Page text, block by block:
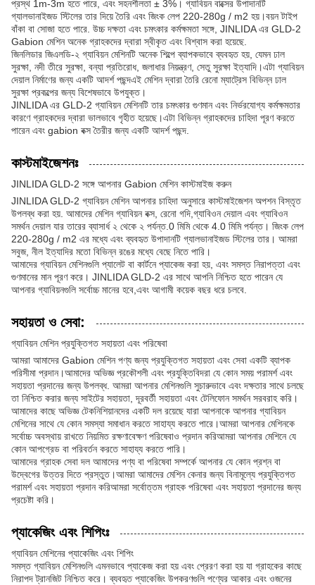
প্রস্থ 1m-3m হতে পারে, এবং সহনশীলতা ± 3%। গ্যাবিয়ন বাক্সের উপাদানটি
গ্যালভানাইজড স্টিলের তার দিয়ে তৈরি এবং জিংক লেপ 220-280g / m2 হয়।বয়ন টাইপ
বাঁকা বা সোজা হতে পারে. উচ্চ দক্ষতা এবং চমৎকার কর্মক্ষমতা সঙ্গে, JINLIDA এর GLD-2
Gabion মেশিন অনেক গ্রাহকদের দ্বারা স্বীকৃত এবং বিশ্বাস করা হয়েছে.
জিনলিডার জিএলডি-২ গ্যাবিয়ন মেশিনটি অনেক শিল্পে ব্যাপকভাবে ব্যবহৃত হয়, যেমন ঢাল
সুরক্ষা, নদী তীরে সুরক্ষা, বন্যা প্রতিরোধ, জলাধার নিয়ন্ত্রণ, সেতু সুরক্ষা ইত্যাদি।এটা গ্যাবিয়ন
দেয়াল নির্মাণের জন্য একটি আদর্শ পছন্দএই মেশিন দ্বারা তৈরি রেনো ম্যাট্রেস বিভিন্ন ঢাল
সুরক্ষা প্রকল্পের জন্য বিশেষভাবে উপযুক্ত।
JINLIDA এর GLD-2 গ্যাবিয়ন মেশিনটি তার চমৎকার গুণমান এবং নির্ভরযোগ্য কর্মক্ষমতার
কারণে গ্রাহকদের দ্বারা ভালভাবে গৃহীত হয়েছে।এটা বিভিন্ন গ্রাহকদের চাহিদা পূরণ করতে
পারেন এবং gabion বক্স তৈরীর জন্য একটি আদর্শ পছন্দ.
কাস্টমাইজেশনঃ
JINLIDA GLD-2 সঙ্গে আপনার Gabion মেশিন কাস্টমাইজ করুন
JINLIDA GLD-2 গ্যাবিয়ন মেশিন আপনার চাহিদা অনুসারে কাস্টমাইজেশন অপশন বিস্তৃত
উপলব্ধ করা হয়. আমাদের মেশিন গ্যাবিয়ন বক্স, রেনো গদি,গ্যাবিওন দেয়াল এবং গ্যাবিওন
সমর্থন দেয়াল যার তারের ব্যাসার্ধ ২ থেকে ২ পর্যন্ত.0 মিমি থেকে 4.0 মিমি পর্যন্ত। জিংক লেপ
220-280g / m2 এর মধ্যে এবং ব্যবহৃত উপাদানটি গ্যালভানাইজড স্টিলের তার। আমরা
সবুজ, নীল ইত্যাদির মতো বিভিন্ন রঙের মধ্যে বেছে নিতে পারি।
আমাদের গ্যাবিয়ন মেশিনগুলি প্যালেট বা কার্টনে প্যাকেজ করা হয়, এবং সমস্ত নিরাপত্তা এবং
গুণমানের মান পূরণ করে। JINLIDA GLD-2 এর সাথে আপনি নিশ্চিত হতে পারেন যে
আপনার গ্যাবিয়নগুলি সর্বোচ্চ মানের হবে,এবং আগামী কয়েক বছর ধরে চলবে.
সহায়তা ও সেবা:
গ্যাবিয়ন মেশিন প্রযুক্তিগত সহায়তা এবং পরিষেবা
আমরা আমাদের Gabion মেশিন পণ্য জন্য প্রযুক্তিগত সহায়তা এবং সেবা একটি ব্যাপক
পরিসীমা প্রদান।আমাদের অভিজ্ঞ প্রকৌশলী এবং প্রযুক্তিবিদরা যে কোন সময় পরামর্শ এবং
সহায়তা প্রদানের জন্য উপলব্ধ. আমরা আপনার মেশিনগুলি সুচারুভাবে এবং দক্ষতার সাথে চলছে
তা নিশ্চিত করার জন্য সাইটের সহায়তা, দূরবর্তী সহায়তা এবং টেলিফোন সমর্থন সরবরাহ করি।
আমাদের কাছে অভিজ্ঞ টেকনিশিয়ানদের একটি দল রয়েছে যারা আপনাকে আপনার গ্যাবিয়ন
মেশিনের সাথে যে কোন সমস্যা সমাধান করতে সাহায্য করতে পারে।আমরা আপনার মেশিনকে
সর্বোচ্চ অবস্থায় রাখতে নিয়মিত রক্ষণাবেক্ষণ পরিষেবাও প্রদান করিআমরা আপনার মেশিনে যে
কোন আপগ্রেড বা পরিবর্তন করতে সাহায্য করতে পারি।
আমাদের গ্রাহক সেবা দল আমাদের পণ্য বা পরিষেবা সম্পর্কে আপনার যে কোন প্রশ্ন বা
উদ্বেগের উত্তর দিতে প্রস্তুত।আমরা আমাদের মেশিন কেনার জন্য বিনামূল্যে প্রযুক্তিগত
পরামর্শ এবং সহায়তা প্রদান করিআমরা সর্বোত্তম গ্রাহক পরিষেবা এবং সহায়তা প্রদানের জন্য
প্রচেষ্টা করি।
প্যাকেজিং এবং শিপিংঃ
গ্যাবিয়ন মেশিনের প্যাকেজিং এবং শিপিং
সমস্ত গ্যাবিয়ন মেশিনগুলি এমনভাবে প্যাকেজ করা হয় এবং প্রেরণ করা হয় যা গ্রাহকের কাছে
নিরাপদ ট্রানজিট নিশ্চিত করে। ব্যবহৃত প্যাকেজিং উপকরণগুলি পণ্যের আকার এবং ওজনের